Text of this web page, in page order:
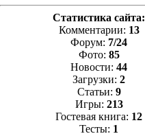
Статистика сайта:
Комментарии: 13
Форум: 7/24
Фото: 85
Новости: 44
Загрузки: 2
Статьи: 9
Игры: 213
Гостевая книга: 12
Тесты: 1